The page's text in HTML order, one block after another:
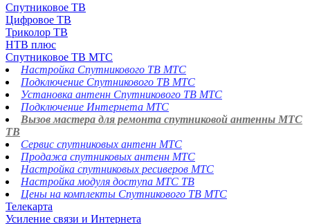
Спутниковое ТВ
Цифровое ТВ
Триколор ТВ
НТВ плюс
Спутниковое ТВ МТС
Настройка Спутникового ТВ МТС
Подключение Спутникового ТВ МТС
Установка антенн Спутникового ТВ МТС
Подключение Интернета МТС
Вызов мастера для ремонта спутниковой антенны МТС
ТВ
Сервис спутниковых антенн МТС
Продажа спутниковых антенн МТС
Настройка спутниковых ресиверов МТС
Настройка модуля доступа МТС ТВ
Цены на комплекты Спутникового ТВ МТС
Телекарта
Усиление связи и Интернета